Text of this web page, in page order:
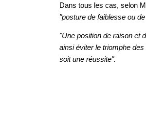
Dans tous les cas, selon
"posture de faiblesse ou
"Une position de raison et
ainsi éviter le triomphe
soit une réussite".